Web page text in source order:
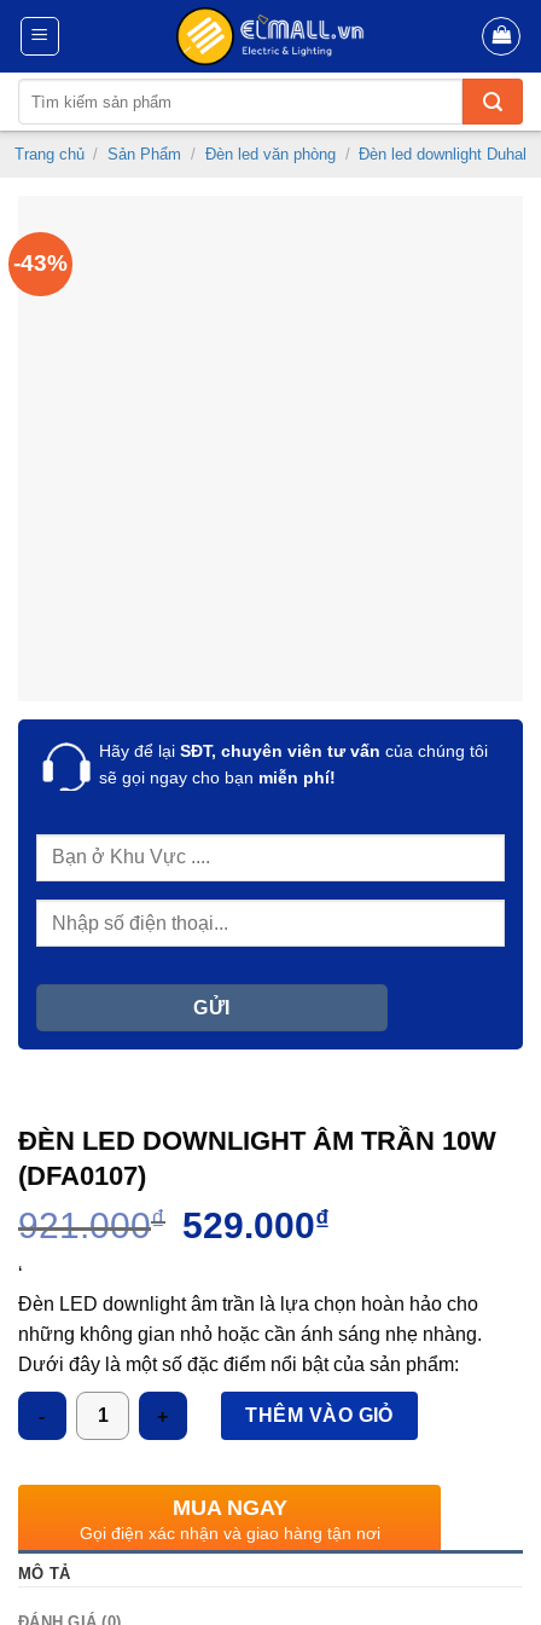
Skip
content
kiếm:
Trang chủ / Sản Phẩm / Đèn led văn phòng / Đèn led downlight Duhal
-43%
Hãy để lại SĐT, chuyên viên tư vấn của chúng tôi
sẽ gọi ngay cho bạn miễn phí!
ĐÈN LED DOWNLIGHT ÂM TRẦN 10W
(DFA0107)
921.000₫ Giá
921.000₫.
529.000₫
là:
529.000₫.
‘
Đèn LED downlight âm trần là lựa chọn hoàn hảo cho
những không gian nhỏ hoặc cần ánh sáng nhẹ nhàng.
Dưới đây là một số đặc điểm nổi bật của sản phẩm:
Thân đèn làm từ chất liệu nhôm hợp kim cao cấp, với thiết
kế độc đáo giúp tản nhiệt không bị bám bụi nhưng vẫn
– Chóa phản quang được thiết kế tối ưu, sử dụng công
nghệ hiện đại giúp giảm độ suy hao của ánh sáng.
– Past gài được thiết đặc biệt thuận tiện trong quá trình lắp
đặt và hạn chế hỏng trần
Số lượng
THÊM VÀO GIỎ
MUA NGAY
Gọi điện xác nhận và giao hàng tận nơi
MÔ TẢ